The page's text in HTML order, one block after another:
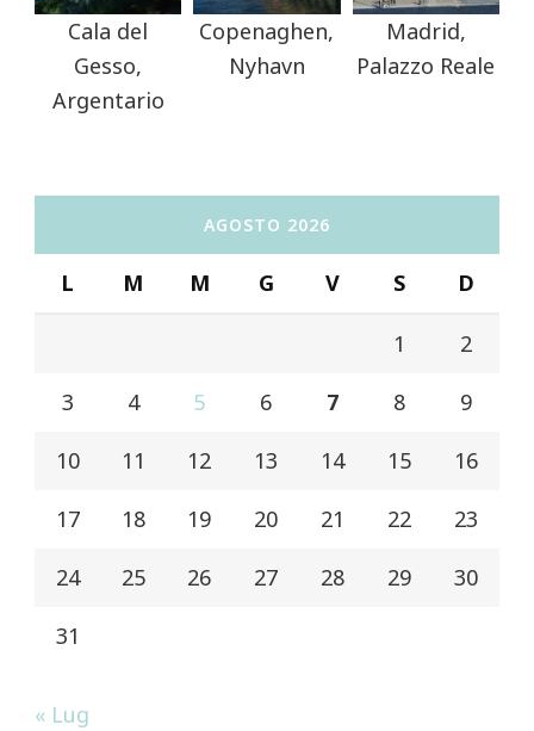
Cala del
Gesso,
Argentario
Copenaghen,
Nyhavn
Madrid,
Palazzo Reale
AGOSTO 2026
L M M G V S D
1 2
3 4 5 6 7 8 9
10 11 12 13 14 15 16
17 18 19 20 21 22 23
24 25 26 27 28 29 30
31
« Lug